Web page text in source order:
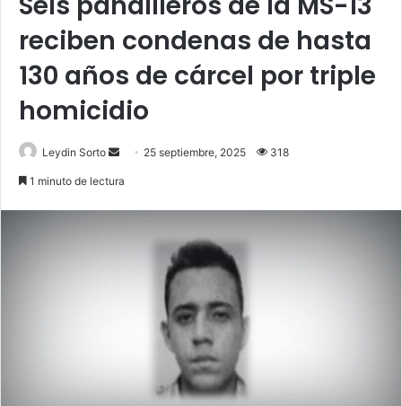
reciben condenas de hasta
130 años de cárcel por triple
homicidio
Leydin Sorto
Send 25 septiembre, 2025 318
1 minuto de lectura